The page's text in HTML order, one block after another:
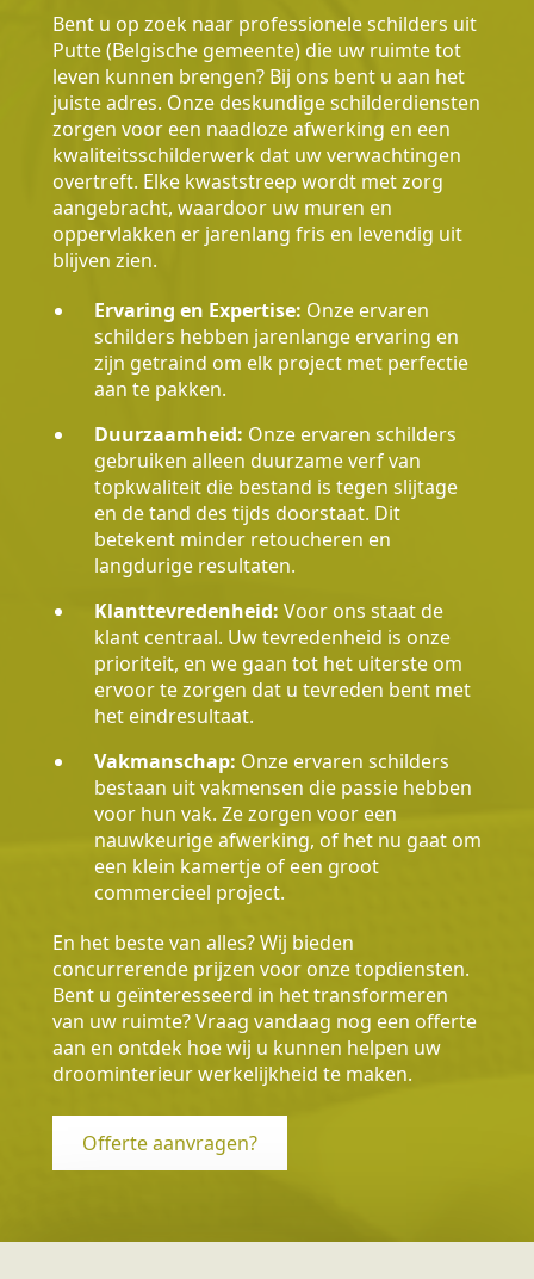
Bent u op zoek naar professionele schilders uit
Putte (Belgische gemeente) die uw ruimte tot
leven kunnen brengen? Bij ons bent u aan het
juiste adres. Onze deskundige schilderdiensten
zorgen voor een naadloze afwerking en een
kwaliteitsschilderwerk dat uw verwachtingen
overtreft. Elke kwaststreep wordt met zorg
aangebracht, waardoor uw muren en
oppervlakken er jarenlang fris en levendig uit
blijven zien.
Ervaring en Expertise: Onze ervaren
schilders hebben jarenlange ervaring en
zijn getraind om elk project met perfectie
aan te pakken.
Duurzaamheid: Onze ervaren schilders
gebruiken alleen duurzame verf van
topkwaliteit die bestand is tegen slijtage
en de tand des tijds doorstaat. Dit
betekent minder retoucheren en
langdurige resultaten.
Klanttevredenheid: Voor ons staat de
klant centraal. Uw tevredenheid is onze
prioriteit, en we gaan tot het uiterste om
ervoor te zorgen dat u tevreden bent met
het eindresultaat.
Vakmanschap: Onze ervaren schilders
bestaan uit vakmensen die passie hebben
voor hun vak. Ze zorgen voor een
nauwkeurige afwerking, of het nu gaat om
een klein kamertje of een groot
commercieel project.
En het beste van alles? Wij bieden
concurrerende prijzen voor onze topdiensten.
Bent u geïnteresseerd in het transformeren
van uw ruimte? Vraag vandaag nog een offerte
aan en ontdek hoe wij u kunnen helpen uw
droominterieur werkelijkheid te maken.
Offerte aanvragen?